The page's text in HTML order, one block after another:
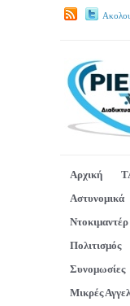
Αρχική
Αστυνομικά
Ντοκιμαντέρ
Πολιτισμός
Συνομωσίες
Μικρές